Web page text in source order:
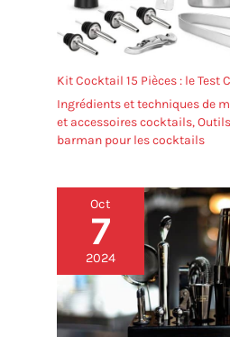
Kit Cocktail 15 Pièces : le Test
Ingrédients et techniques de
et accessoires cocktails,
barman pour les cocktails
Oct
7
2024